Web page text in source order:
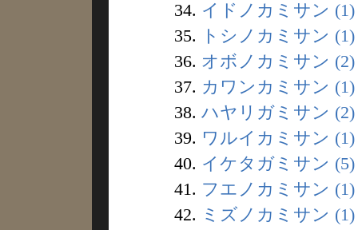
34. イドノカミサン (1)
35.
トシノカミサン (1)
36. オボノカミサン (2)
37. カワンカミサン (1)
38. ハヤリガミサン (2)
39. ワルイカミサン (1)
40. イケタガミサン (5)
41. フエノカミサン (1)
42. ミズノカミサン (1)